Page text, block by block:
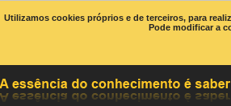
Utilizamos cookies próprios e de terceiros, para
Pode modificar a